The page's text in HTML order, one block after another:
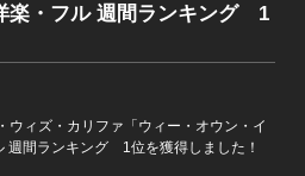
楽・フル 週間ランキング 1
ウィズ・カリファ「ウィー・オウン・イ
週間ランキング 1位を獲得しました！